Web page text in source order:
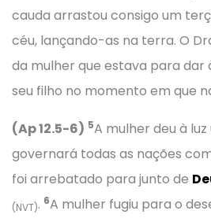
cauda arrastou consigo um
céu, lançando-as na terra. O
da mulher que estava para dar
seu filho no momento em que
(Ap 12.5-6) 5A mulher deu à
governará todas as nações
foi arrebatado para junto de
(NVT). 6A mulher fugiu para o